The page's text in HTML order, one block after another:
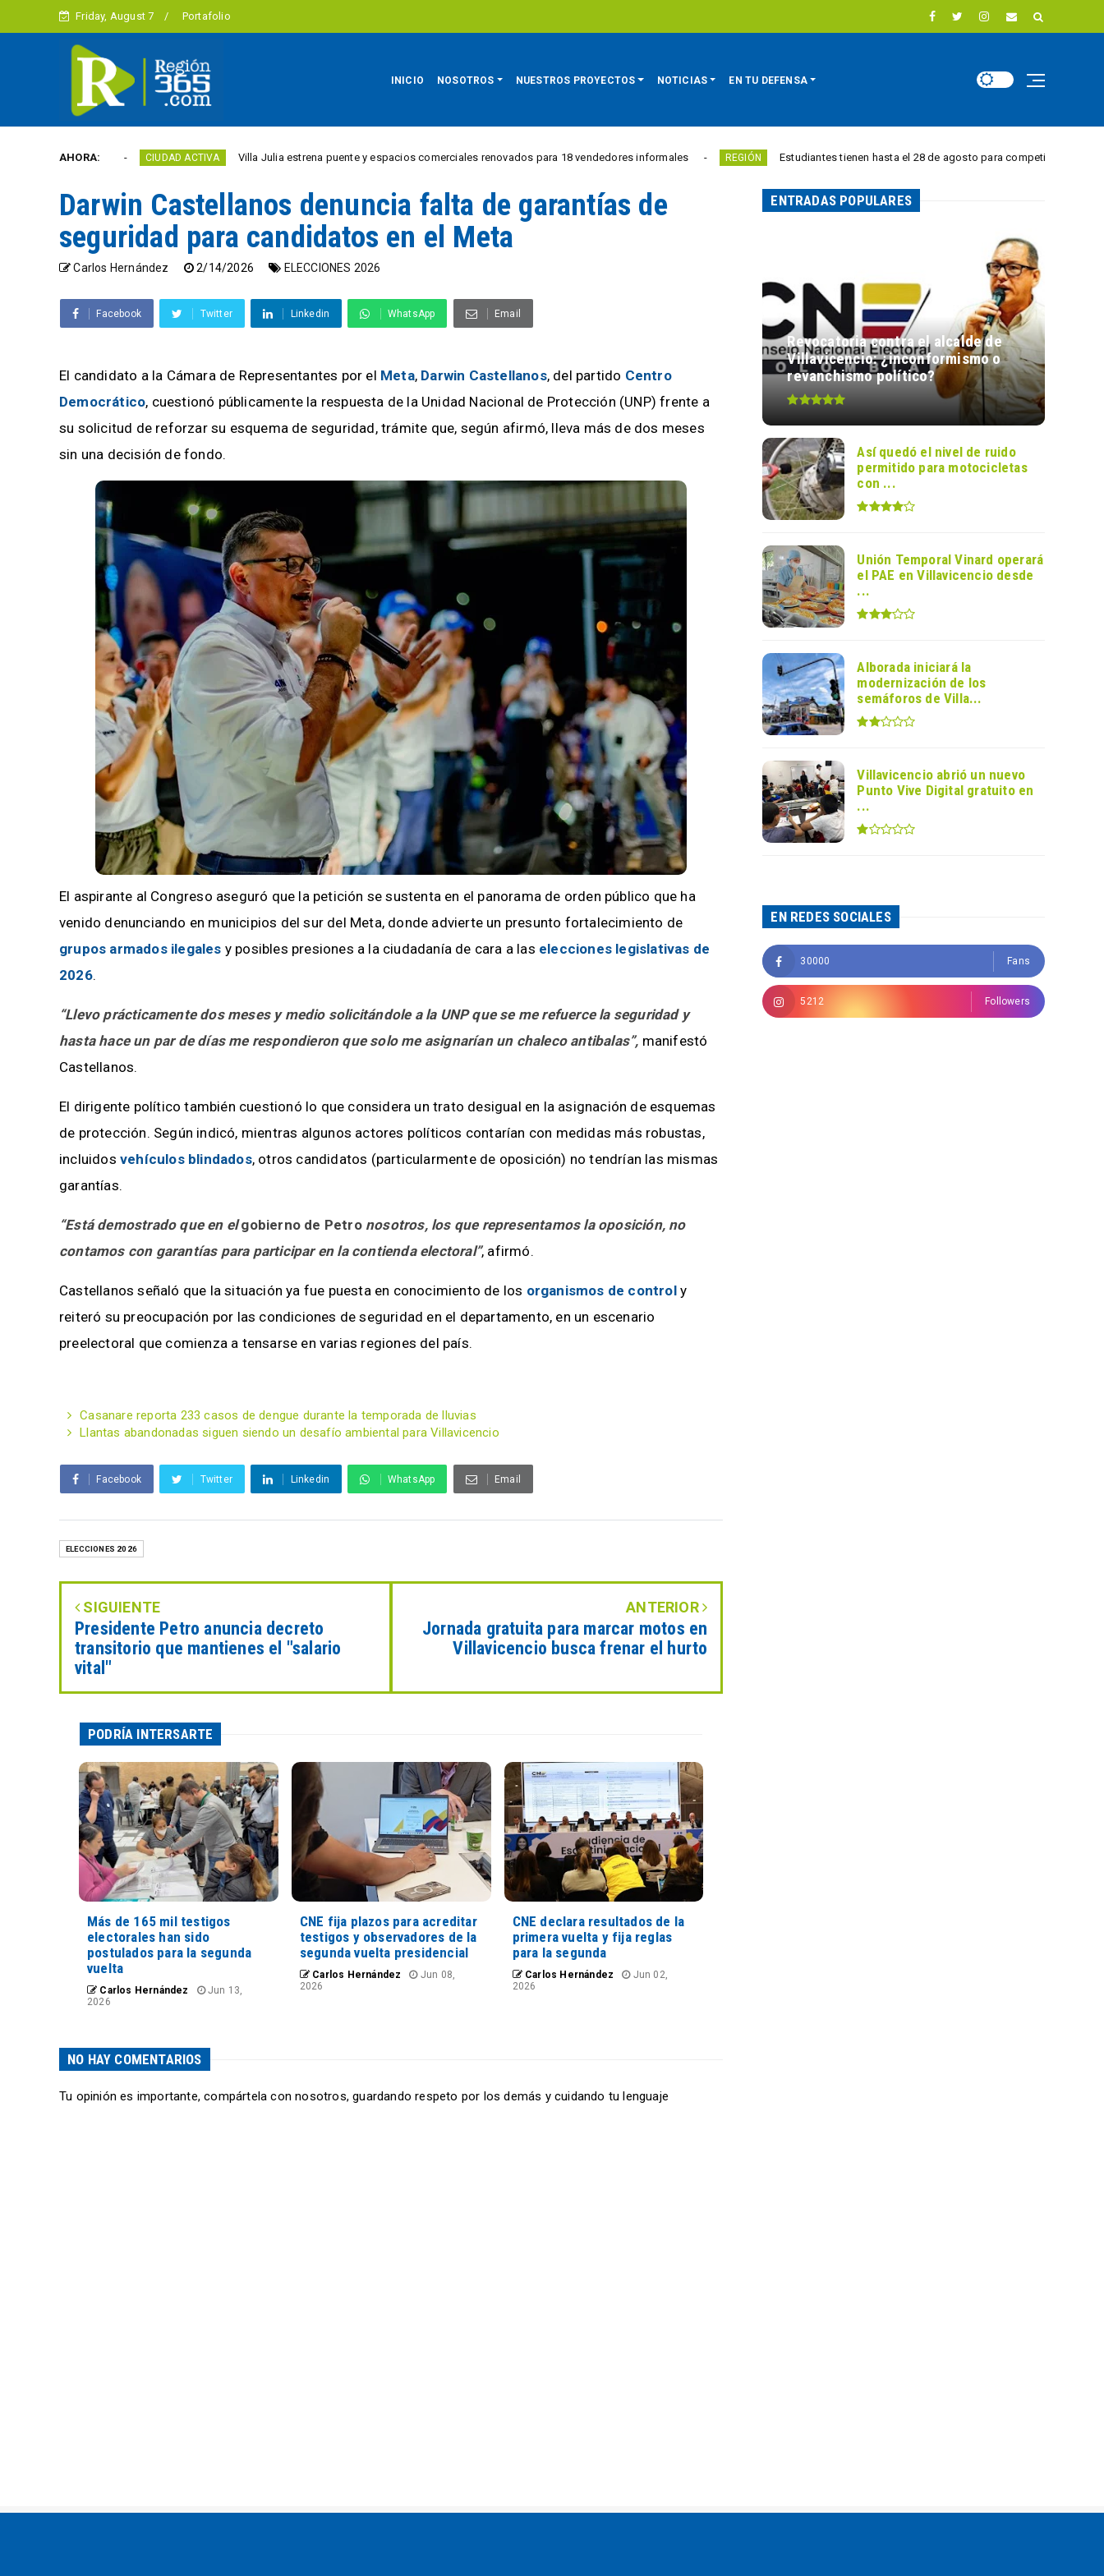
Friday, August 7 Portafolio
INICIO NOSOTROS NUESTROS PROYECTOS NOTICIAS EN TU DEFENSA
AHORA:CIUDAD ACTIVA Villa Julia estrena puente y espacios comerciales renovados para 18 vendedores informales REGIÓN Estudiantes tienen hasta el 28 de agosto para competir por 10.000 euros en
Darwin Castellanos denuncia falta de garantías de
seguridad para candidatos en el Meta
Carlos Hernández 2/14/2026 ELECCIONES 2026
Facebook Twitter Linkedin WhatsApp Email
El candidato a la Cámara de Representantes por el Meta, Darwin Castellanos, del partido Centro
Democrático, cuestionó públicamente la respuesta de la Unidad Nacional de Protección (UNP) frente a
su solicitud de reforzar su esquema de seguridad, trámite que, según afirmó, lleva más de dos meses
sin una decisión de fondo.
El aspirante al Congreso aseguró que la petición se sustenta en el panorama de orden público que ha
venido denunciando en municipios del sur del Meta, donde advierte un presunto fortalecimiento de
grupos armados ilegales y posibles presiones a la ciudadanía de cara a las elecciones legislativas de
2026.
“Llevo prácticamente dos meses y medio solicitándole a la UNP que se me refuerce la seguridad y
hasta hace un par de días me respondieron que solo me asignarían un chaleco antibalas”, manifestó
Castellanos.
El dirigente político también cuestionó lo que considera un trato desigual en la asignación de esquemas
de protección. Según indicó, mientras algunos actores políticos contarían con medidas más robustas,
incluidos vehículos blindados, otros candidatos (particularmente de oposición) no tendrían las mismas
garantías.
“Está demostrado que en elgobierno de Petronosotros, los que representamos la oposición, no
contamos con garantías para participar en la contienda electoral”, afirmó.
Castellanos señaló que la situación ya fue puesta en conocimiento de los organismos de controly
reiteró su preocupación por las condiciones de seguridad en el departamento, en un escenario
preelectoral que comienza a tensarse en varias regiones del país.
Casanare reporta 233 casos de dengue durante la temporada de lluvias
Llantas abandonadas siguen siendo un desafío ambiental para Villavicencio
Facebook Twitter Linkedin WhatsApp Email
ELECCIONES 2026
SIGUIENTE
Presidente Petro anuncia decreto
transitorio que mantienes el "salario
vital"
ANTERIOR
Jornada gratuita para marcar motos en
Villavicencio busca frenar el hurto
PODRÍA INTERSARTE
Más de 165 mil testigos
electorales han sido
postulados para la segunda
vuelta
Carlos Hernández
Jun 13,
2026
CNE fija plazos para acreditar
testigos y observadores de la
segunda vuelta presidencial
Carlos Hernández
Jun 08,
2026
CNE declara resultados de la
primera vuelta y fija reglas
para la segunda
Carlos Hernández
Jun 02,
2026
NO HAY COMENTARIOS
Tu opinión es importante, compártela con nosotros, guardando respeto por los demás y cuidando tu lenguaje
ENTRADAS POPULARES
Revocatoria contra el alcalde de
Villavicencio: ¿inconformismo o
revanchismo político?
Así quedó el nivel de ruido
permitido para motocicletas
con ...
Unión Temporal Vinard operará
el PAE en Villavicencio desde
...
Alborada iniciará la
modernización de los
semáforos de Villa...
Villavicencio abrió un nuevo
Punto Vive Digital gratuito en
...
EN REDES SOCIALES
30000 Fans
5212 Followers